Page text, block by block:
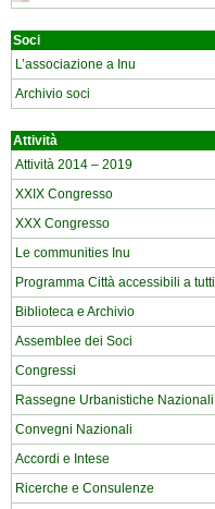
Soci
L’associazione a Inu
Archivio soci
Attività
Attività 2014 – 2019
XXIX Congresso
XXX Congresso
Le communities Inu
Programma Città accessibili a tutti
Biblioteca e Archivio
Assemblee dei Soci
Congressi
Rassegne Urbanistiche Nazionali
Convegni Nazionali
Accordi e Intese
Ricerche e Consulenze